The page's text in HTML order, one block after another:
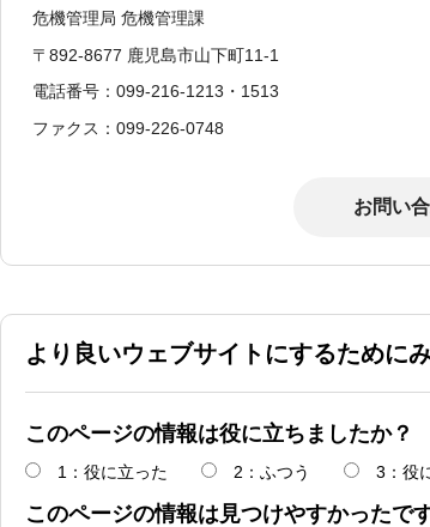
危機管理局 危機管理課
〒892-8677 鹿児島市山下町11-1
電話番号：099-216-1213・1513
ファクス：099-226-0748
より良いウェブサイトにするために
このページの情報は役に立ちましたか？
1：役に立った 2：ふつう 3：役
このページの情報は見つけやすかったで